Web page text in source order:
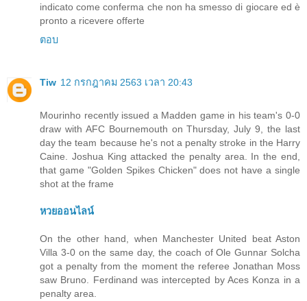
indicato come conferma che non ha smesso di giocare ed è
pronto a ricevere offerte
ตอบ
Tiw 12 กรกฎาคม 2563 เวลา 20:43
Mourinho recently issued a Madden game in his team's 0-0
draw with AFC Bournemouth on Thursday, July 9, the last
day the team because he's not a penalty stroke in the Harry
Caine. Joshua King attacked the penalty area. In the end,
that game "Golden Spikes Chicken" does not have a single
shot at the frame
หวยออนไลน์
On the other hand, when Manchester United beat Aston
Villa 3-0 on the same day, the coach of Ole Gunnar Solcha
got a penalty from the moment the referee Jonathan Moss
saw Bruno. Ferdinand was intercepted by Aces Konza in a
penalty area.